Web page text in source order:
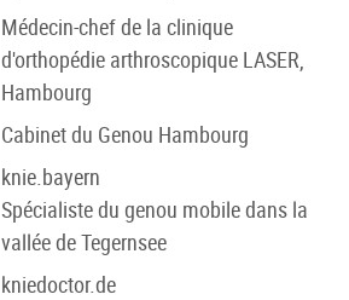
Médecin-chef de la clinique
d'orthopédie arthroscopique LASER,
Hambourg
Cabinet du Genou Hambourg
knie.bayern
Spécialiste du genou mobile dans la
vallée de Tegernsee
kniedoctor.de